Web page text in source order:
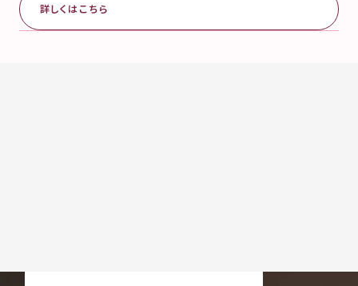
詳しくはこちら